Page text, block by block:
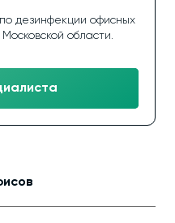
дезинфекции офисных
области.